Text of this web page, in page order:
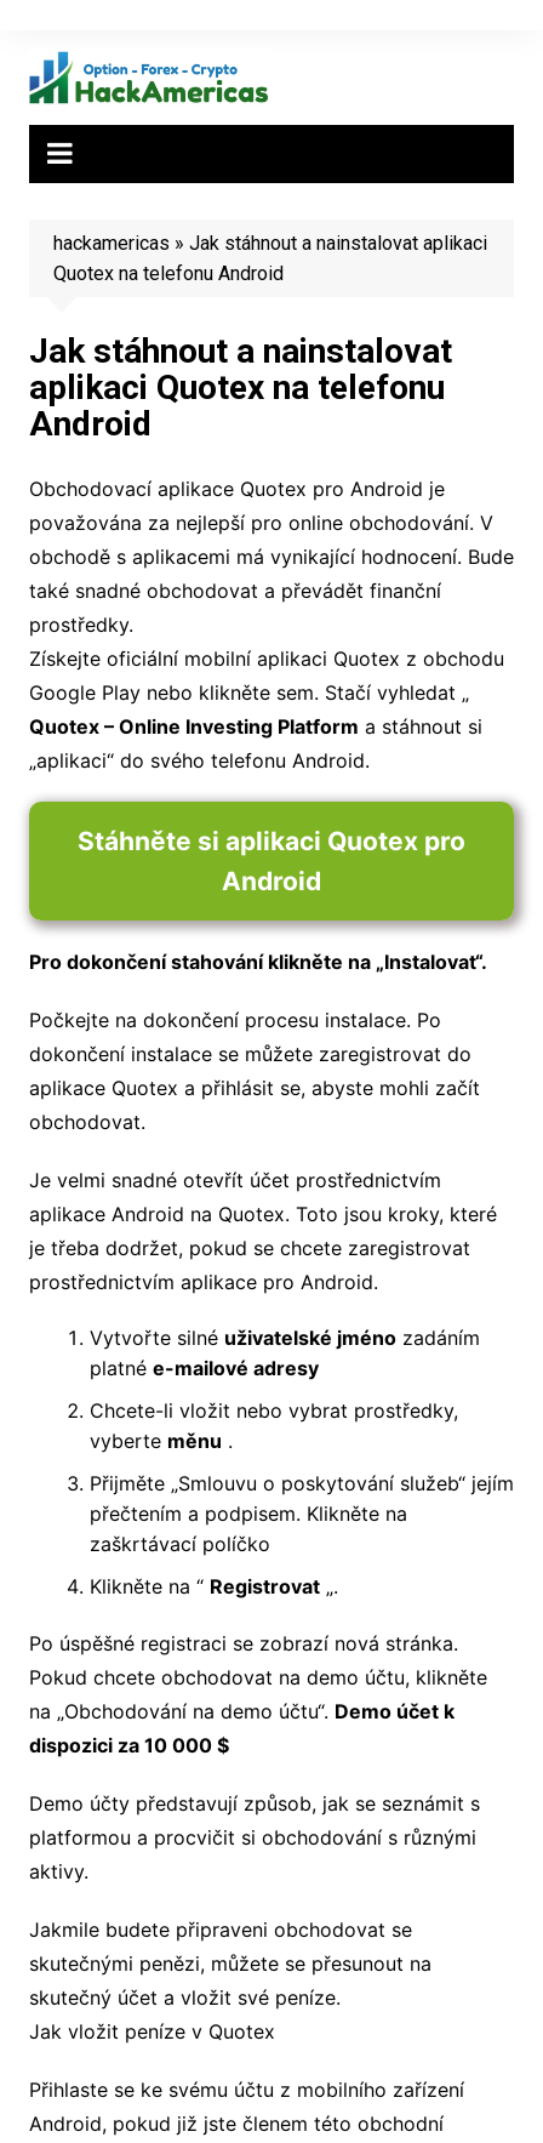
content
hackamericas » Jak stáhnout a nainstalovat aplikaci
Quotex na telefonu Android
Jak stáhnout a nainstalovat
aplikaci Quotex na telefonu
Android
Obchodovací aplikace Quotex pro Android je
považována za nejlepší pro online obchodování. V
obchodě s aplikacemi má vynikající hodnocení. Bude
také snadné obchodovat a převádět finanční
prostředky.
Získejte oficiální mobilní aplikaci Quotex z obchodu
Google Play nebo klikněte sem. Stačí vyhledat „
Quotex – Online Investing Platform a stáhnout si
„aplikaci“ do svého telefonu Android.
Stáhněte si aplikaci Quotex pro
Android
Pro dokončení stahování klikněte na „Instalovat“.
Počkejte na dokončení procesu instalace. Po
dokončení instalace se můžete zaregistrovat do
aplikace Quotex a přihlásit se, abyste mohli začít
obchodovat.
Je velmi snadné otevřít účet prostřednictvím
aplikace Android na Quotex. Toto jsou kroky, které
je třeba dodržet, pokud se chcete zaregistrovat
prostřednictvím aplikace pro Android.
Vytvořte silné uživatelské jménozadáním
platné e-mailové adresy
Chcete-li vložit nebo vybrat prostředky,
vyberte měnu .
Přijměte „Smlouvu o poskytování služeb“ jejím
přečtením a podpisem. Klikněte na
zaškrtávací políčko
Klikněte na “ Registrovat„.
Po úspěšné registraci se zobrazí nová stránka.
Pokud chcete obchodovat na demo účtu, klikněte
na „Obchodování na demo účtu“. Demo účet k
dispozici za 10 000 $
Demo účty představují způsob, jak se seznámit s
platformou a procvičit si obchodování s různými
aktivy.
Jakmile budete připraveni obchodovat se
skutečnými penězi, můžete se přesunout na
skutečný účet a vložit své peníze.
Jak vložit peníze v Quotex
Přihlaste se ke svému účtu z mobilního zařízení
Android, pokud již jste členem této obchodní